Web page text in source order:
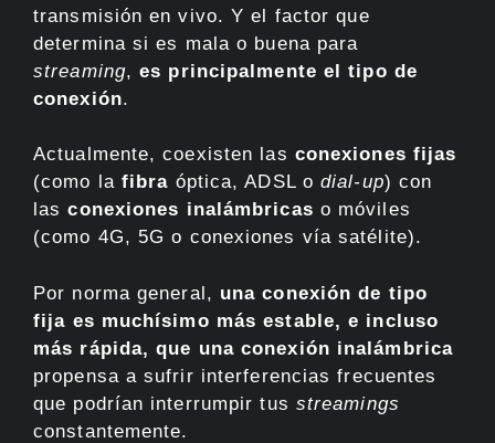
transmisión en vivo. Y el factor que
determina si es mala o buena para
streaming,es principalmente el tipo de
conexión.
Actualmente, coexisten las conexiones fijas
(como la fibra óptica, ADSL odial-up) con
lasconexiones inalámbricas o móviles
(como 4G, 5G o conexiones vía satélite).
Por norma general, una conexión de tipo
fija es muchísimo más estable, e incluso
más rápida, que una conexión inalámbrica
propensa a sufrir interferencias frecuentes
que podrían interrumpir tus streamings
constantemente.